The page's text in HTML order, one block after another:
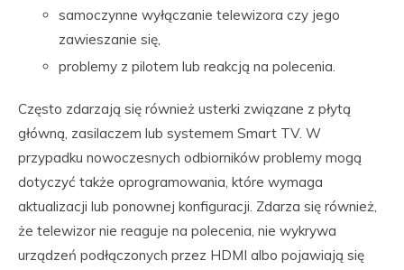
samoczynne wyłączanie telewizora czy jego
zawieszanie się,
problemy z pilotem lub reakcją na polecenia.
Często zdarzają się również usterki związane z płytą
główną, zasilaczem lub systemem Smart TV. W
przypadku nowoczesnych odbiorników problemy mogą
dotyczyć także oprogramowania, które wymaga
aktualizacji lub ponownej konfiguracji. Zdarza się również,
że telewizor nie reaguje na polecenia, nie wykrywa
urządzeń podłączonych przez HDMI albo pojawiają się